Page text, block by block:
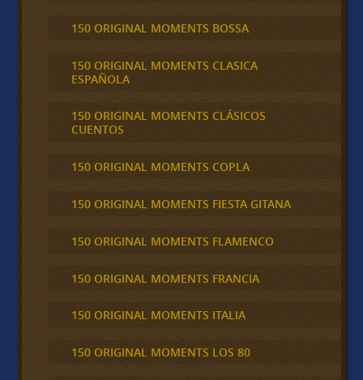
150 ORIGINAL MOMENTS BOSSA
150 ORIGINAL MOMENTS CLASICA
ESPAÑOLA
150 ORIGINAL MOMENTS CLÁSICOS
CUENTOS
150 ORIGINAL MOMENTS COPLA
150 ORIGINAL MOMENTS FIESTA GITANA
150 ORIGINAL MOMENTS FLAMENCO
150 ORIGINAL MOMENTS FRANCIA
150 ORIGINAL MOMENTS ITALIA
150 ORIGINAL MOMENTS LOS 80